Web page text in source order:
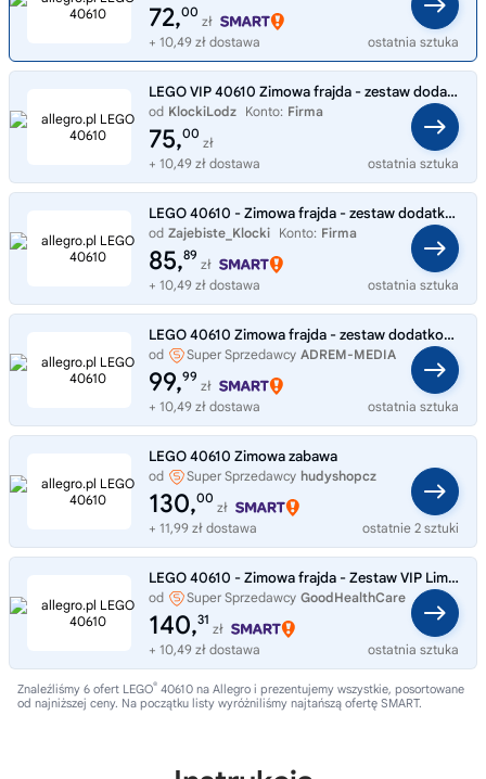
72,00
zł
+ 10,49 zł dostawa
ostatnia sztuka
LEGO VIP 40610 Zimowa frajda - zestaw dodatkowy
od KlockiLodz Konto: Firma
75,00
zł
+ 10,49 zł dostawa
ostatnia sztuka
LEGO 40610 - Zimowa frajda - zestaw dodatkowy VIP / Unikat
od Zajebiste_Klocki Konto: Firma
85,89
zł
+ 10,49 zł dostawa
ostatnia sztuka
LEGO 40610 Zimowa frajda - zestaw dodatkowy VIP
od Super Sprzedawcy ADREM-MEDIA
99,99
zł
+ 10,49 zł dostawa
ostatnia sztuka
LEGO 40610 Zimowa zabawa
od Super Sprzedawcy hudyshopcz
130,00
zł
+ 11,99 zł dostawa
ostatnie 2 sztuki
LEGO 40610 - Zimowa frajda - Zestaw VIP Limitowane 142 szt. NOWE
od Super Sprzedawcy GoodHealthCare
140,31
zł
+ 10,49 zł dostawa
ostatnia sztuka
Znaleźliśmy 6 ofert LEGO® 40610 na Allegro i prezentujemy wszystkie, posortowane
od najniższej ceny. Na początku listy wyróżniliśmy najtańszą ofertę SMART.